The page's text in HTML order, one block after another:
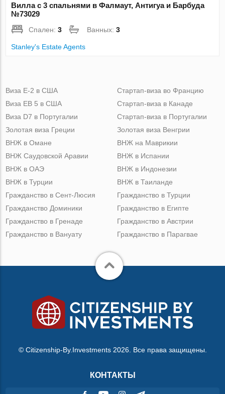
Вилла с 3 спальнями в Фалмаут, Антигуа и Барбуда
№73029
Спален:3 Ванных:3
Stanley's Estate Agents
Виза Е-2 в США
Виза ЕВ 5 в США
Виза D7 в Португалии
Золотая виза Греции
Стартап-виза во Францию
Стартап-виза в Канаде
Стартап-виза в Португалии
Золотая виза Венгрии
ВНЖ в Омане
ВНЖ Саудовской Аравии
ВНЖ в ОАЭ
ВНЖ в Турции
ВНЖ на Маврикии
ВНЖ в Испании
ВНЖ в Индонезии
ВНЖ в Таиланде
Гражданство в Сент-Люсия
Гражданство Доминики
Гражданство в Гренаде
Гражданство в Вануату
Гражданство в Турции
Гражданство в Египте
Гражданство в Австрии
Гражданство в Парагвае
© Citizenship-By.Investments 2026. Все права защищены.
КОНТАКТЫ